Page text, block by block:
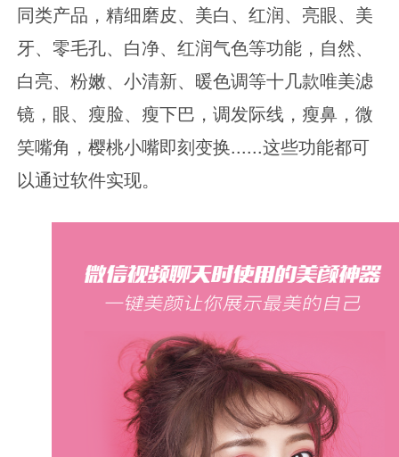
同类产品，精细磨皮、美白、红润、亮眼、美
牙、零毛孔、白净、红润气色等功能，自然、
白亮、粉嫩、小清新、暖色调等十几款唯美滤
镜，眼、瘦脸、瘦下巴，调发际线，瘦鼻，微
笑嘴角，樱桃小嘴即刻变换......这些功能都可
以通过软件实现。